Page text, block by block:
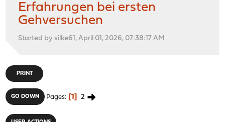
Erfahrungen bei ersten
Gehversuchen
Started by silke61, April 01, 2026, 07:38:17 AM
PRINT
GO DOWN Pages 1 2